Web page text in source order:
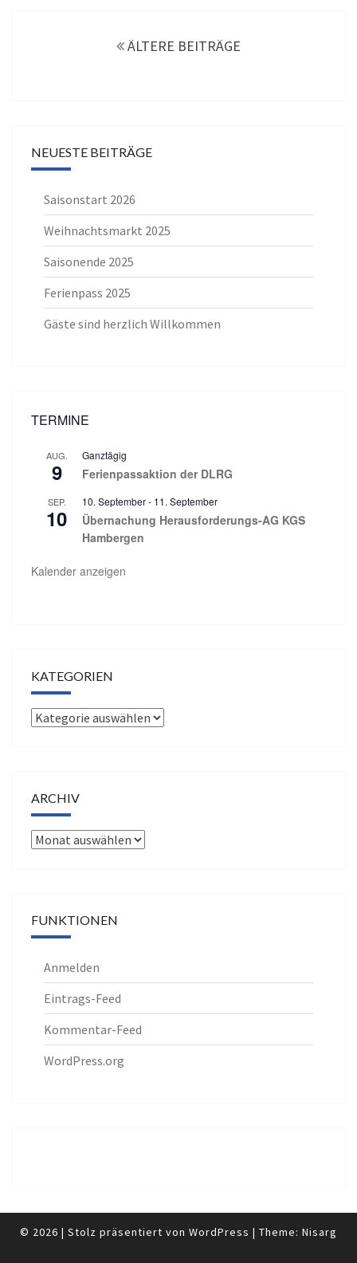
ÄLTERE BEITRÄGE
NEUESTE BEITRÄGE
Saisonstart 2026
Weihnachtsmarkt 2025
Saisonende 2025
Ferienpass 2025
Gäste sind herzlich Willkommen
TERMINE
AUG.
9
Ganztägig
Ferienpassaktion der DLRG
SEP.
10
10. September- 11. September
Übernachung Herausforderungs-AG KGS
Hambergen
Kalender anzeigen
KATEGORIEN
Kategorien
ARCHIV
Archiv
FUNKTIONEN
Anmelden
Eintrags-Feed
Kommentar-Feed
WordPress.org
© 2026 | Stolz präsentiert von WordPress | Theme: Nisarg